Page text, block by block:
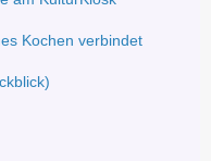
Kochen verbindet